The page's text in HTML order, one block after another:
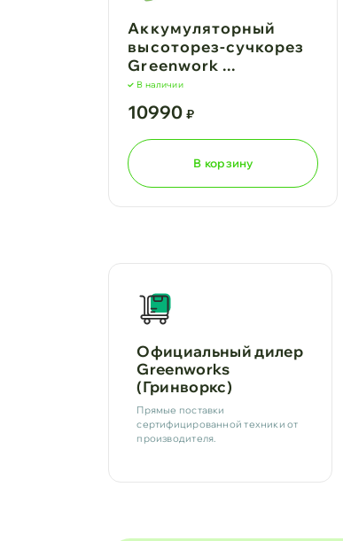
Аккумуляторный
высоторез-сучкорез
Greenwork ...
В наличии
10990₽
В корзину
Официальный дилер
Greenworks
(Гринворкс)
Прямые поставки
сертифицированной техники от
производителя.